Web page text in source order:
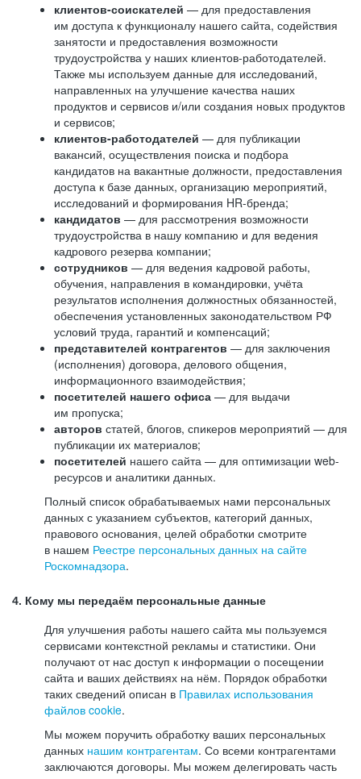
клиентов-соискателей — для предоставления
им доступа к функционалу нашего сайта, содействия
занятости и предоставления возможности
трудоустройства у наших клиентов-работодателей.
Также мы используем данные для исследований,
направленных на улучшение качества наших
продуктов и сервисов и/или создания новых продуктов
и сервисов;
клиентов-работодателей — для публикации
вакансий, осуществления поиска и подбора
кандидатов на вакантные должности, предоставления
доступа к базе данных, организацию мероприятий,
исследований и формирования HR-бренда;
кандидатов — для рассмотрения возможности
трудоустройства в нашу компанию и для ведения
кадрового резерва компании;
сотрудников — для ведения кадровой работы,
обучения, направления в командировки, учёта
результатов исполнения должностных обязанностей,
обеспечения установленных законодательством РФ
условий труда, гарантий и компенсаций;
представителей контрагентов — для заключения
(исполнения) договора, делового общения,
информационного взаимодействия;
посетителей нашего офиса — для выдачи
им пропуска;
авторов статей, блогов, спикеров мероприятий — для
публикации их материалов;
посетителей нашего сайта — для оптимизации web-
ресурсов и аналитики данных.
Полный список обрабатываемых нами персональных
данных с указанием субъектов, категорий данных,
правового основания, целей обработки смотрите
в нашем Реестре персональных данных на сайте
Роскомнадзора.
4. Кому мы передаём персональные данные
Для улучшения работы нашего сайта мы пользуемся
сервисами контекстной рекламы и статистики. Они
получают от нас доступ к информации о посещении
сайта и ваших действиях на нём. Порядок обработки
таких сведений описан в Правилах использования
файлов cookie.
Мы можем поручить обработку ваших персональных
данных нашим контрагентам. Со всеми контрагентами
заключаются договоры. Мы можем делегировать часть